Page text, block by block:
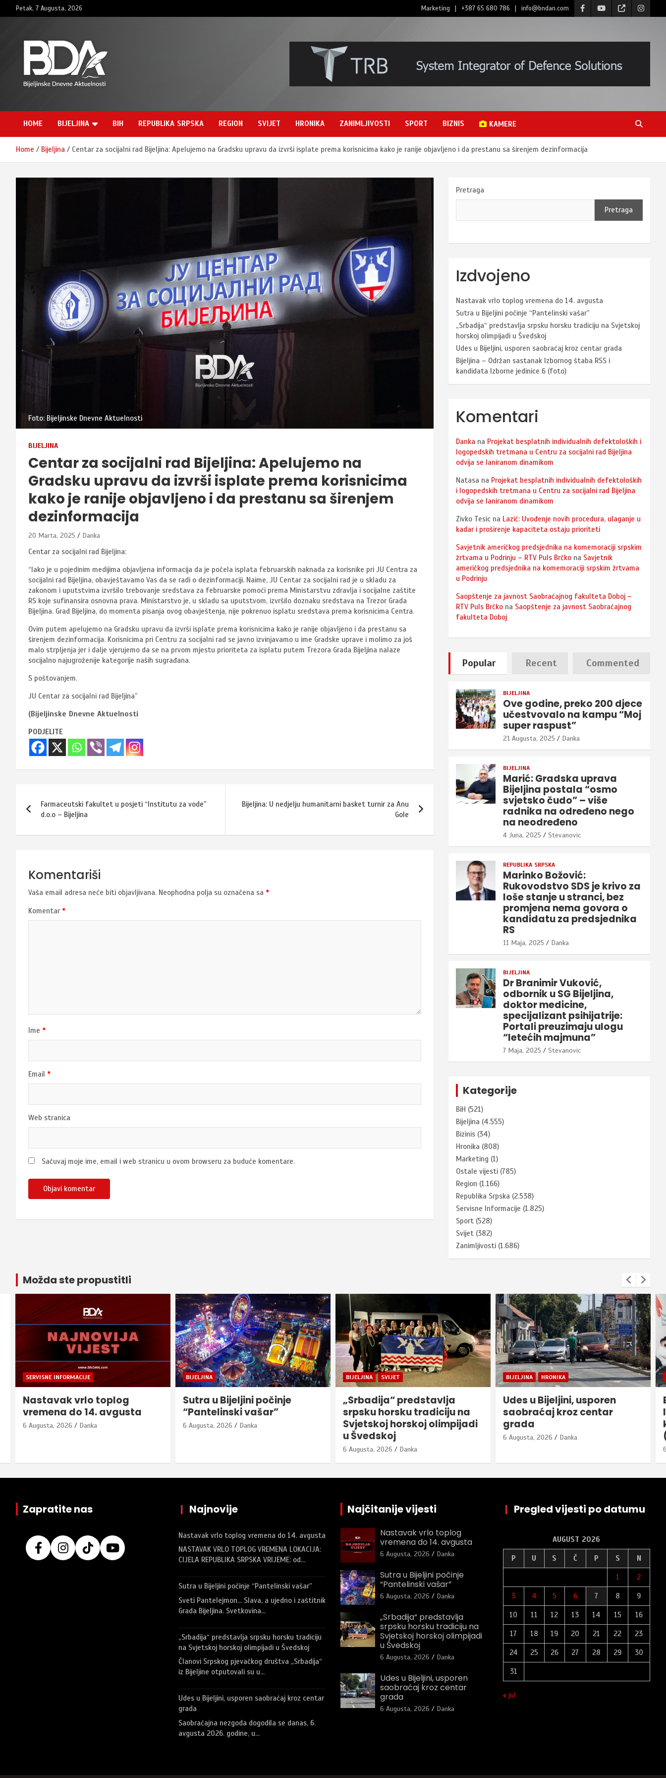
to
Petak, 7 Augusta, 2026 Marketing +387 65 680 786 info@bndan.com
BNDAN.com
HOME BIJELJINA BIH REPUBLIKA SRPSKA REGION SVIJET HRONIKA ZANIMLJIVOSTI SPORT BIZNIS KAMERE
Home Bijeljina Centar za socijalni rad Bijeljina: Apelujemo na Gradsku upravu da izvrši isplate prema korisnicima kako je ranije objavljeno i da prestanu sa širenjem dezinformacija
Foto: Bijeljinske Dnevne Aktuelnosti
BIJELJINA
Centar za socijalni rad Bijeljina: Apelujemo na
Gradsku upravu da izvrši isplate prema korisnicima
kako je ranije objavljeno i da prestanu sa širenjem
dezinformacija
20 Marta, 2025 Danka
Centar za socijalni rad Bijeljina:
“Iako je u pojedinim medijima objavljena informacija da je počela isplata februarskih naknada za korisnike pri JU Centra za
socijalni rad Bijeljina, obavještavamo Vas da se radi o dezinformaciji. Naime, JU Centar za socijalni rad je u skladu za
zakonom i uputstvima izvršilo trebovanje sredstava za februarske pomoći prema Ministarstvu zdravlja i socijalne zaštite
RS koje sufinansira osnovna prava. Ministarstvo je, u skladu sa uputstvom, izvršilo doznaku sredstava na Trezor Grada
Bijeljina. Grad Bijeljina, do momenta pisanja ovog obavještenja, nije pokrenuo isplatu sredstava prema korisnicima Centra.
Ovim putem apelujemo na Gradsku upravu da izvrši isplate prema korisnicima kako je ranije objavljeno i da prestanu sa
širenjem dezinformacija. Korisnicima pri Centru za socijalni rad se javno izvinjavamo u ime Gradske uprave i molimo za još
malo strpljenja jer i dalje vjerujemo da se na prvom mjestu prioriteta za isplatu putem Trezora Grada Bijeljina nalaze
socijalno najugroženije kategorije naših sugrađana.
S poštovanjem.
JU Centar za socijalni rad Bijeljina”
(Bijeljinske Dnevne Aktuelnosti
PODJELITE
članaka
Farmaceutski fakultet u posjeti “Institutu za vode”
d.o.o – Bijeljina
Bijeljina: U nedjelju humanitarni basket turnir za Anu
Gole
Komentariši
Vaša email adresa neće biti objavljivana. Neophodna polja su označena sa *
Komentar *
Ime *
Email *
Web stranica
Sačuvaj moje ime, email i web stranicu u ovom browseru za buduće komentare.
Pretraga
Pretraga
Izdvojeno
Nastavak vrlo toplog vremena do 14. avgusta
Sutra u Bijeljini počinje “Pantelinski vašar”
„Srbadija“ predstavlja srpsku horsku tradiciju na Svjetskoj
horskoj olimpijadi u Švedskoj
Udes u Bijeljini, usporen saobraćaj kroz centar grada
Bijeljina – Održan sastanak Izbornog štaba RSS i
kandidata Izborne jedinice 6 (foto)
Komentari
Danka na Projekat besplatnih individualnih defektoloških i
logopedskih tretmana u Centru za socijalni rad Bijeljina
odvija se laniranom dinamikom
Natasa na Projekat besplatnih individualnih defektoloških
i logopedskih tretmana u Centru za socijalni rad Bijeljina
odvija se laniranom dinamikom
Zivko Tesic na Lazić: Uvođenje novih procedura, ulaganje u
kadar i proširenje kapaciteta ostaju prioriteti
Savjetnik američkog predsjednika na komemoraciji srpskim
žrtvama u Podrinju – RTV Puls Brčko na Savjetnik
američkog predsjednika na komemoraciji srpskim žrtvama
u Podrinju
Saopštenje za javnost Saobraćajnog fakulteta Doboj –
RTV Puls Brčko na Saopštenje za javnost Saobraćajnog
fakulteta Doboj
Popular Recent Commented
BIJELJINA
Ove godine, preko 200 djece
učestvovalo na kampu “Moj
super raspust”
21 Augusta, 2025 Danka
BIJELJINA
Marić: Gradska uprava
Bijeljina postala “osmo
svjetsko čudo” – više
radnika na određeno nego
na neodređeno
4 Juna, 2025 Stevanovic
REPUBLIKA SRPSKA
Marinko Božović:
Rukovodstvo SDS je krivo za
loše stanje u stranci, bez
promjena nema govora o
kandidatu za predsjednika
RS
11 Maja, 2025 Danka
BIJELJINA
Dr Branimir Vuković,
odbornik u SG Bijeljina,
doktor medicine,
specijalizant psihijatrije:
Portali preuzimaju ulogu
“letećih majmuna”
7 Maja, 2025 Stevanovic
Kategorije
BiH (521)
Bijeljina (4.555)
Bizinis (34)
Hronika (808)
Marketing (1)
Ostale vijesti (785)
Region (1.166)
Republika Srpska (2.538)
Servisne Informacije (1.825)
Sport (528)
Svijet (382)
Zanimljivosti (1.686)
Možda ste propustitli
BIJELJINA
Sutra u Bijeljini počinje
“Pantelinski vašar”
6 Augusta, 2026 Danka
BIJELJINA SVIJET
„Srbadija“ predstavlja
srpsku horsku tradiciju na
Svjetskoj horskoj olimpijadi
BIJELJINA HRONIKA
Udes u Bijeljini, usporen
saobraćaj kroz centar
grada
6 Augusta, 2026
BIJELJINA
Bijeljina – Održan sastanak
Izbornog štaba RSS i
kandidata Izborne jedinice 6
(foto)
Zapratite nas | Najnovije
Nastavak vrlo toplog vremena do 14. avgusta
NASTAVAK VRLO TOPLOG VREMENA LOKACIJA:
CIJELA REPUBLIKA SRPSKA VRIJEME: od…
Sutra u Bijeljini počinje “Pantelinski vašar”
Sveti Pantelejmon… Slava, a ujedno i zaštitnik
Grada Bijeljina. Svetkovina…
„Srbadija“ predstavlja srpsku horsku tradiciju
na Svjetskoj horskoj olimpijadi u Švedskoj
Članovi Srpskog pjevačkog društva „Srbadija“
iz Bijeljine otputovali su u…
Udes u Bijeljini, usporen saobraćaj kroz centar
grada
Saobraćajna nezgoda dogodila se danas, 6.
avgusta 2026. godine, u…
Najčitanije vijesti
Nastavak vrlo toplog
vremena do 14. avgusta
6 Augusta, 2026 Danka
Sutra u Bijeljini počinje
“Pantelinski vašar”
6 Augusta, 2026 Danka
„Srbadija“ predstavlja
srpsku horsku tradiciju na
Svjetskoj horskoj olimpijadi
u Švedskoj
6 Augusta, 2026 Danka
Udes u Bijeljini, usporen
saobraćaj kroz centar
grada
6 Augusta, 2026 Danka
| Pregled vijesti po datumu
AUGUST 2026
P U S Č P S N
1 2
3 4 5 6 7 8 9
10 11 12 13 14 15 16
17 18 19 20 21 22 23
24 25 26 27 28 29 30
31
« jul